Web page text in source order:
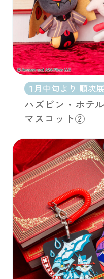
1月中旬より 順次
ハズビン・ホテ
マスコット②